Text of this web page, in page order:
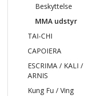
Beskyttelse
MMA udstyr
TAI-CHI
CAPOIERA
ESCRIMA / KALI /
ARNIS
Kung Fu / Ving